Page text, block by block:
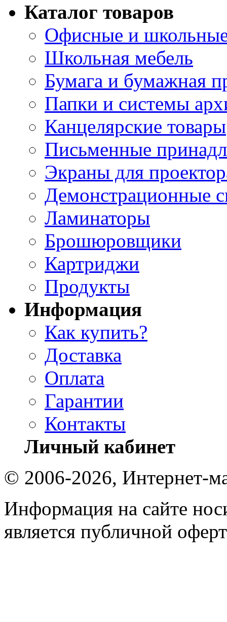
Каталог товаров
Офисные и
Школьная мебель
Бумага и бумажная
Папки и системы
Канцелярские товары
Письменные
Экраны для
Демонстрационные
Ламинаторы
Брошюровщики
Картриджи
Продукты
Информация
Как купить?
Доставка
Оплата
Гарантии
Контакты
Личный кабинет
© 2006-2026, Интернет-
Информация на сайте
является публичной